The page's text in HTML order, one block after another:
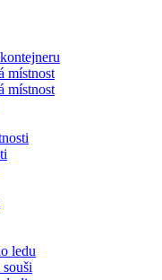
místnost
místnost
ledu